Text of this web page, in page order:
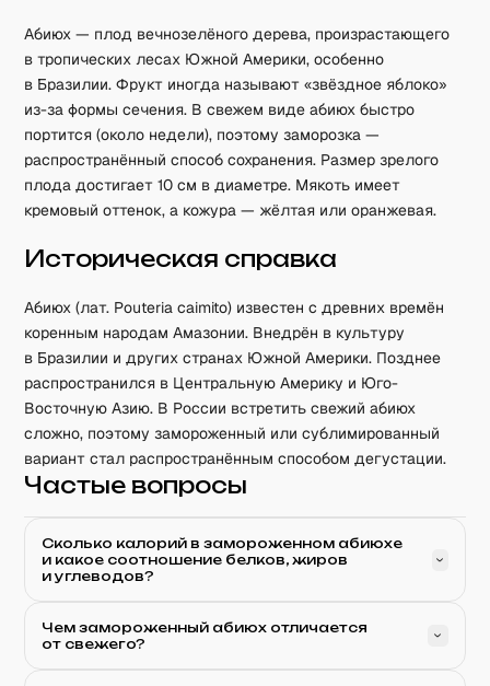
Абиюх — плод вечнозелёного дерева, произрастающего
в тропических лесах Южной Америки, особенно
в Бразилии. Фрукт иногда называют «звёздное яблоко»
из-за формы сечения. В свежем виде абиюх быстро
портится (около недели), поэтому заморозка —
распространённый способ сохранения. Размер зрелого
плода достигает 10 см в диаметре. Мякоть имеет
кремовый оттенок, а кожура — жёлтая или оранжевая.
Историческая справка
Абиюх (лат. Pouteria caimito) известен с древних времён
коренным народам Амазонии. Внедрён в культуру
в Бразилии и других странах Южной Америки. Позднее
распространился в Центральную Америку и Юго-
Восточную Азию. В России встретить свежий абиюх
сложно, поэтому замороженный или сублимированный
вариант стал распространённым способом дегустации.
Частые вопросы
Сколько калорий в замороженном абиюхе
и какое соотношение белков, жиров
и углеводов?
Чем замороженный абиюх отличается
от свежего?